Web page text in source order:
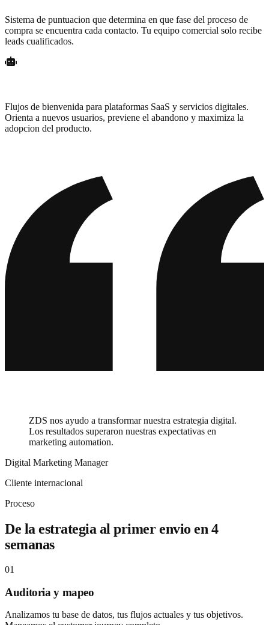
Sistema de puntuacion que determina en que fase del proceso de
compra se encuentra cada contacto. Tu equipo comercial solo recibe
leads cualificados.
Flujos de bienvenida para plataformas SaaS y servicios digitales.
Orienta a nuevos usuarios, previene el abandono y maximiza la
adopcion del producto.
ZDS nos ayudo a transformar nuestra estrategia digital.
Los resultados superaron nuestras expectativas en
marketing automation.
Digital Marketing Manager
Cliente internacional
Proceso
De la estrategia al primer envio en 4
semanas
01
Auditoria y mapeo
Analizamos tu base de datos, tus flujos actuales y tus objetivos.